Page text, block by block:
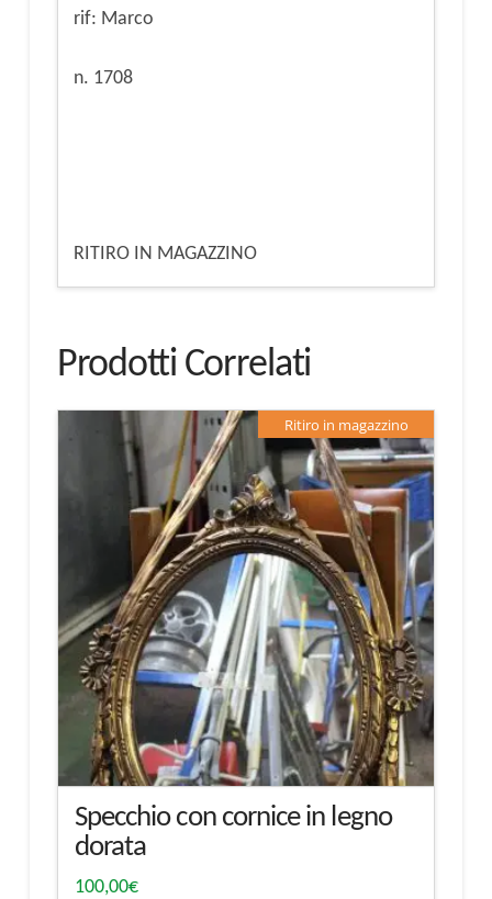
rif: Marco
n. 1708
RITIRO IN MAGAZZINO
Prodotti Correlati
Ritiro in magazzino
Specchio con cornice in legno
dorata
100,00€